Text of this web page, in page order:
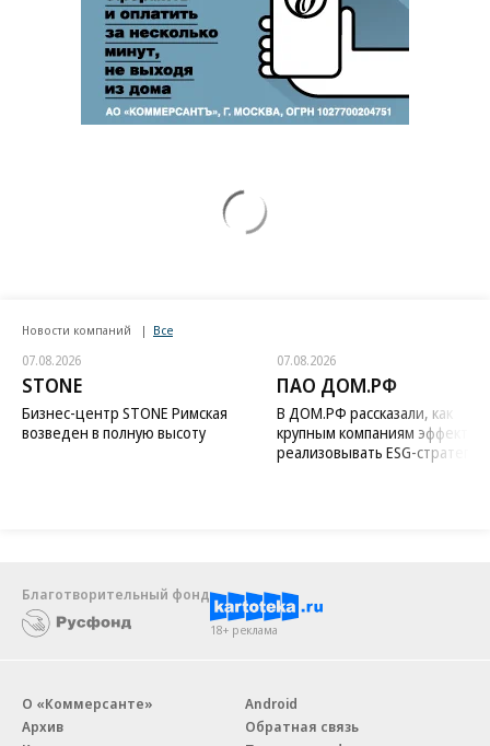
Новости компаний Все
07.08.2026
STONE
Бизнес-центр STONE Римская
возведен в полную высоту
07.08.2026
ПАО ДОМ.РФ
В ДОМ.РФ рассказали, как
крупным компаниям
реализовывать ESG-стратегию
Благотворительный фонд
18+ реклама
О «Коммерсанте»
Архив
Android
Обратная связь